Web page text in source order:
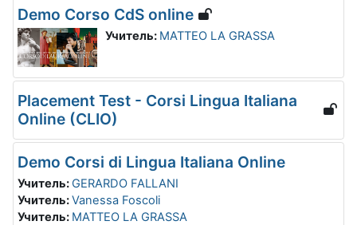
Demo Corso CdS online
Учитель: MATTEO LA GRASSA
Placement Test - Corsi Lingua Italiana
Online (CLIO)
Demo Corsi di Lingua Italiana Online
Учитель: GERARDO FALLANI
Учитель:Vanessa Foscoli
Учитель: MATTEO LA GRASSA